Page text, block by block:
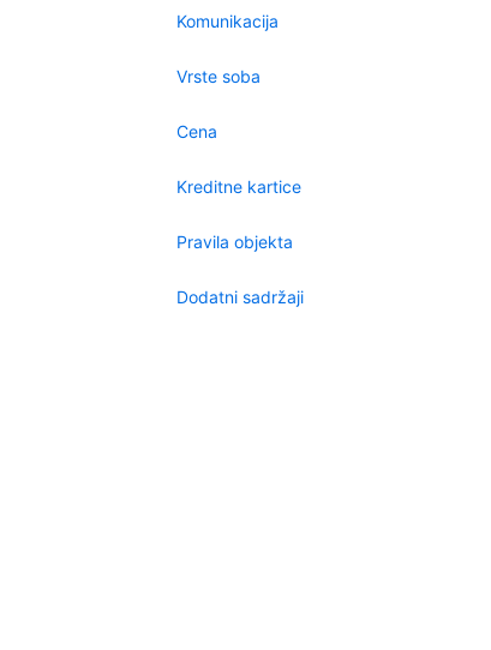
Komunikacija
Vrste soba
Cena
Kreditne kartice
Pravila objekta
Dodatni sadržaji